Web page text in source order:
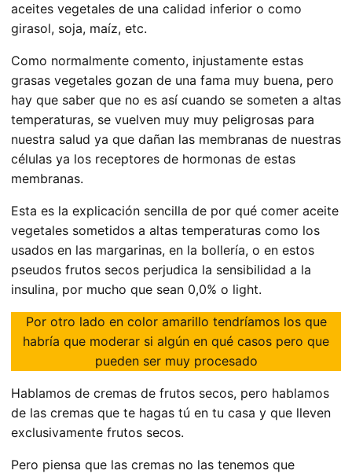
aceites vegetales de una calidad inferior o como
girasol, soja, maíz, etc.
Como normalmente comento, injustamente estas
grasas vegetales gozan de una fama muy buena, pero
hay que saber que no es así cuando se someten a altas
temperaturas, se vuelven muy muy peligrosas para
nuestra salud ya que dañan las membranas de nuestras
células ya los receptores de hormonas de estas
membranas.
Esta es la explicación sencilla de por qué comer aceite
vegetales sometidos a altas temperaturas como los
usados en las margarinas, en la bollería, o en estos
pseudos frutos secos perjudica la sensibilidad a la
insulina, por mucho que sean 0,0% o light.
Por otro lado en color amarillo tendríamos los que
habría que moderar si algún en qué casos pero que
pueden ser muy procesado
Hablamos de cremas de frutos secos, pero hablamos
de las cremas que te hagas tú en tu casa y que lleven
exclusivamente frutos secos.
Pero piensa que las cremas no las tenemos que